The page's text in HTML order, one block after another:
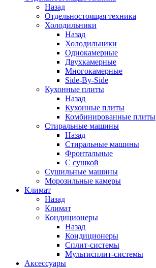
Назад
Отдельностоящая техника
Холодильники
Назад
Холодильники
Однокамерные
Двухкамерные
Многокамерные
Side-By-Side
Кухонные плиты
Назад
Кухонные плиты
Комбинированные плиты
Стиральные машины
Назад
Стиральные машины
Фронтальные
С сушкой
Сушильные машины
Морозильные камеры
Климат
Назад
Климат
Кондиционеры
Назад
Кондиционеры
Сплит-системы
Мультисплит-системы
Аксессуары